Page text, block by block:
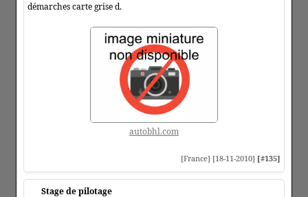
démarches carte grise d.
autobhl.com
[France] [18-11-2010] [#135]
Stage de pilotage